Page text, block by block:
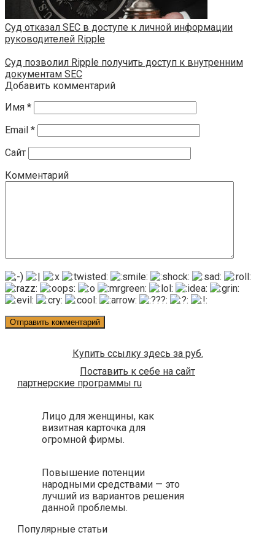
Суд отказал SEC в доступе к личной информации
руководителей Ripple
Суд позволил Ripple получить доступ к внутренним
документам SEC
Добавить комментарий
Имя *
Email *
Сайт
Комментарий
Купить ссылку здесь за руб.
Поставить к себе на сайт
партнерские программы ru
Лицо для женщины, как
визитная карточка для
огромной фирмы.
Повышение потенции
народными средствами — это
лучший из вариантов решения
данной проблемы.
Популярные статьи